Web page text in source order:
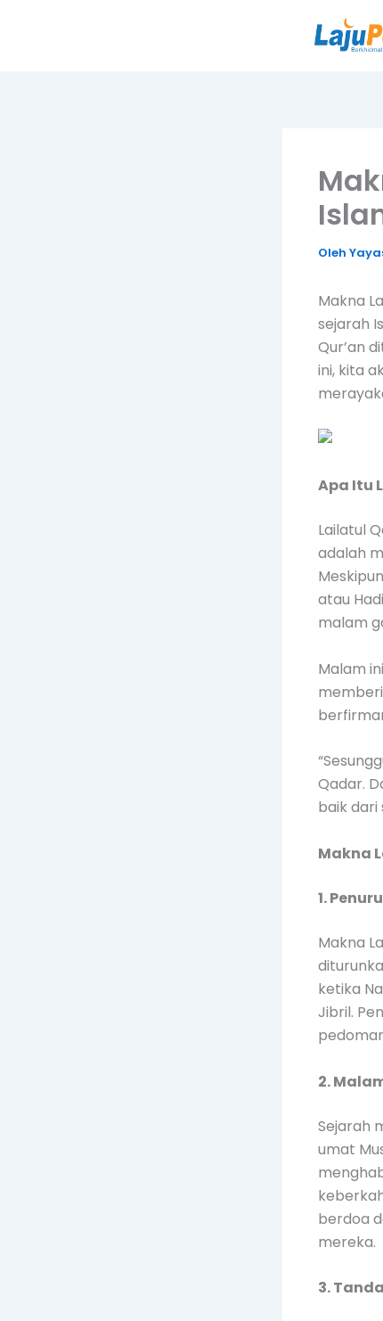
Oleh
Makna
sejarah
Qur’an
ini, kita
Apa Itu
Lailatul
adalah
atau
malam
Malam
Qadar.
baik dari
Makna
1.
Makna
ketika
Jibril.
2.
Sejarah
umat
berdoa
mereka.
3.